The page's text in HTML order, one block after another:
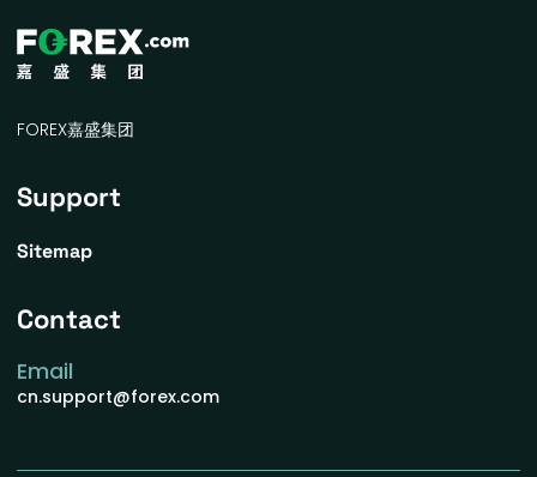
FOREX嘉盛集团
Support
Sitemap
Contact
Email
cn.support@forex.com